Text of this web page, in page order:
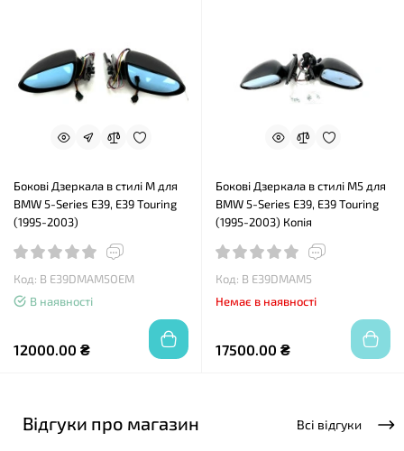
Бокові Дзеркала в стилі М для
BMW 5-Series E39, E39 Touring
(1995-2003)
Код: B E39DMAM5OEM
В наявності
12000.00 ₴
Бокові Дзеркала в стилі М5 для
BMW 5-Series E39, E39 Touring
(1995-2003) Копія
Код: B E39DMAM5
Немає в наявності
17500.00 ₴
Відгуки про магазин Всі відгуки